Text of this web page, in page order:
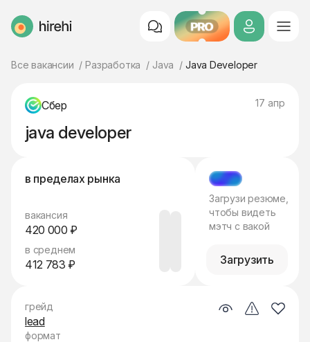
HireHi PRO
Все вакансии Разработка Java Java Developer
Сбер 17 апр
java developer
в пределах рынка
вакансия
420 000 ₽
в среднем
412 783 ₽
МЭТЧ
Загрузи резюме,
чтобы видеть
мэтч с вакой
Загрузить
грейд
lead
формат